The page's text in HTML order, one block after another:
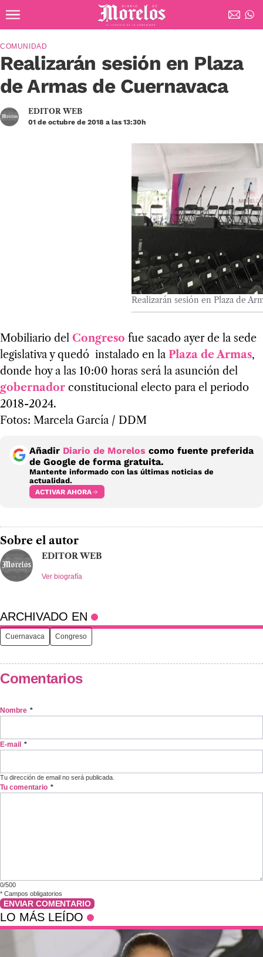
Diario de Morelos
Realizarán sesión en Plaza
de Armas de Cuernavaca
COMUNIDAD
EDITOR WEB
01 de octubre de 2018 a las 13:30h
Realizarán sesión en Plaza de
Mobiliario del Congreso fue sacado ayer de la sede
legislativa y quedó instalado en la Plaza de Armas,
donde hoy a las 10:00 horas será la asunción del
gobernador constitucional electo para el periodo
2018-2024.
Fotos: Marcela García / DDM
Añadir Diario de Morelos como fuente preferida
de Google de forma gratuita.
Mantente informado con las últimas noticias de
actualidad.
ACTIVAR AHORA
Sobre el autor
EDITOR WEB
Ver biografía
ARCHIVADO EN
Cuernavaca Congreso
Comentarios
Nombre *
E-mail *
Tu dirección de email no será publicada.
Tu comentario *
0/500
* Campos obligatorios
ENVIAR COMENTARIO
LO MÁS LEÍDO